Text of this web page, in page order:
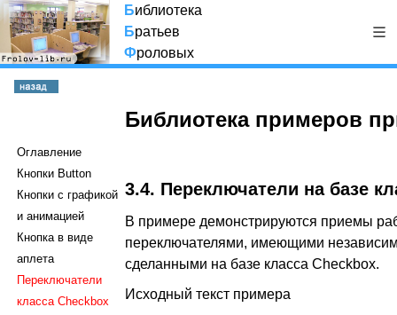
Библиотека
Братьев
Фроловых
Библиотека примеров
Оглавление
Кнопки Button
Кнопки с графикой
и анимацией
Кнопка в виде
аплета
Переключатели
класса Checkbox
3.4. Переключатели на базе
В примере демонстрируются приемы
переключателями, имеющими
сделанными на базе класса Checkbox.
Исходный текст примера